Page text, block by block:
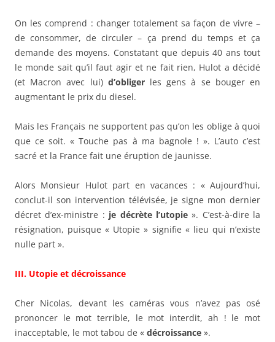
On les comprend : changer totalement sa façon de vivre –
de consommer, de circuler – ça prend du temps et ça
demande des moyens. Constatant que depuis 40 ans tout
le monde sait qu’il faut agir et ne fait rien, Hulot a décidé
(et Macron avec lui) d’obligerles gens à se bouger en
augmentant le prix du diesel.
Mais les Français ne supportent pas qu’on les oblige à quoi
que ce soit. « Touche pas à ma bagnole ! ». L’auto c’est
sacré et la France fait une éruption de jaunisse.
Alors Monsieur Hulot part en vacances : « Aujourd’hui,
conclut-il son intervention télévisée, je signe mon dernier
décret d’ex-ministre : je décrète l’utopie». C’est-à-dire la
résignation, puisque « Utopie » signifie « lieu qui n’existe
nulle part ».
III. Utopie et décroissance
Cher Nicolas, devant les caméras vous n’avez pas osé
prononcer le mot terrible, le mot interdit, ah ! le mot
inacceptable, le mot tabou de « décroissance ».